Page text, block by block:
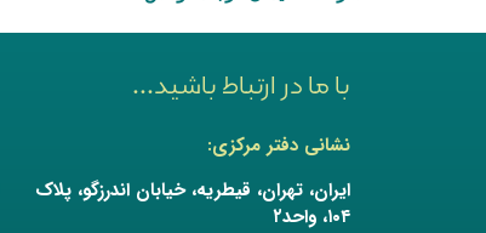
با ما در ارتباط باشید...
نشانی دفتر مرکزی:
ایران، تهران، قیطریه، خیابان اندرزگو، پلاک
۱۰۴، واحد۲